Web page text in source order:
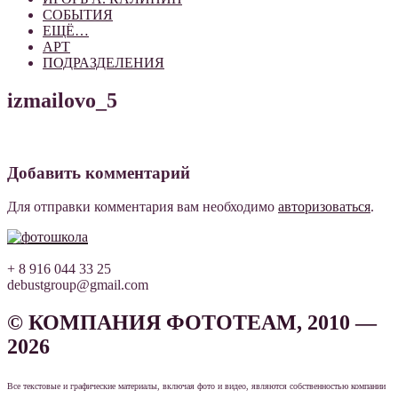
СОБЫТИЯ
ЕЩЁ…
АРТ
ПОДРАЗДЕЛЕНИЯ
izmailovo_5
Добавить комментарий
Для отправки комментария вам необходимо авторизоваться.
+ 8 916 044 33 25
debustgroup@gmail.com
© КОМПАНИЯ ФОТОТЕАМ, 2010 —
2026
Все текстовые и графические материалы, включая фото и видео, являются собственностью компании